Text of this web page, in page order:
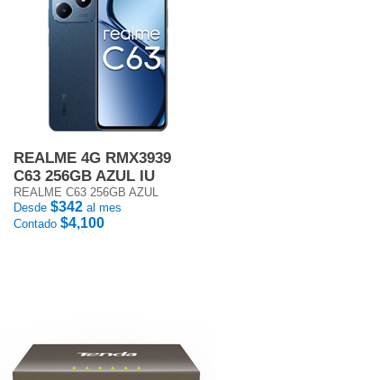
REALME 4G RMX3939
C63 256GB AZUL IU
REALME C63 256GB AZUL
Desde $342 al mes
Contado $4,100